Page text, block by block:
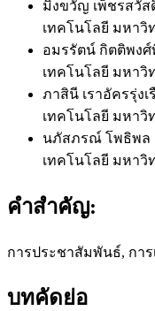
มิ่งขวัญ เพ็ชรสวัส
เทคโนโลยี มหาวิ
อมรรัตน์ กิตติพง
เทคโนโลยี มหาวิ
ภาสินี เราอัครรุ่งเ
เทคโนโลยี มหาวิ
นภัสภรณ์ โพธิพล
เทคโนโลยี มหาวิ
คำสำคัญ:
การประชาสัมพันธ์, การ
บทคัดย่อ